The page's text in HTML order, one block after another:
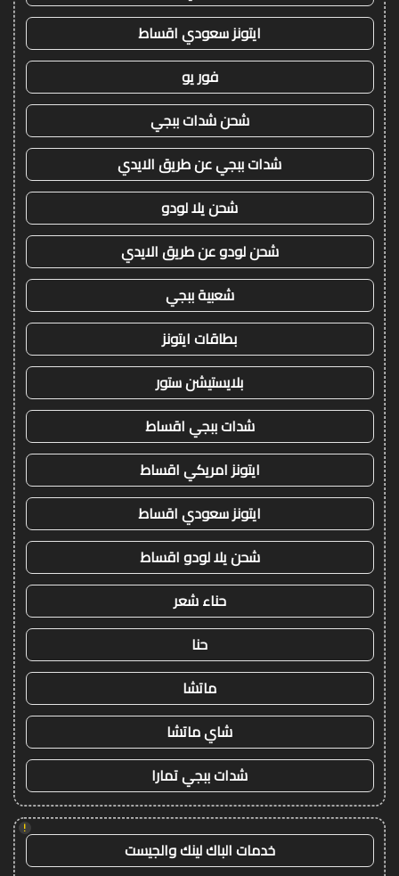
ايتونز سعودي اقساط
فور يو
شحن شدات ببجي
شدات ببجي عن طريق الايدي
شحن يلا لودو
شحن لودو عن طريق الايدي
شعبية ببجي
بطاقات ايتونز
بلايستيشن ستور
شدات ببجي اقساط
ايتونز امريكي اقساط
ايتونز سعودي اقساط
شحن يلا لودو اقساط
حناء شعر
حنا
ماتشا
شاي ماتشا
شدات ببجي تمارا
!
خدمات الباك لينك والجيست